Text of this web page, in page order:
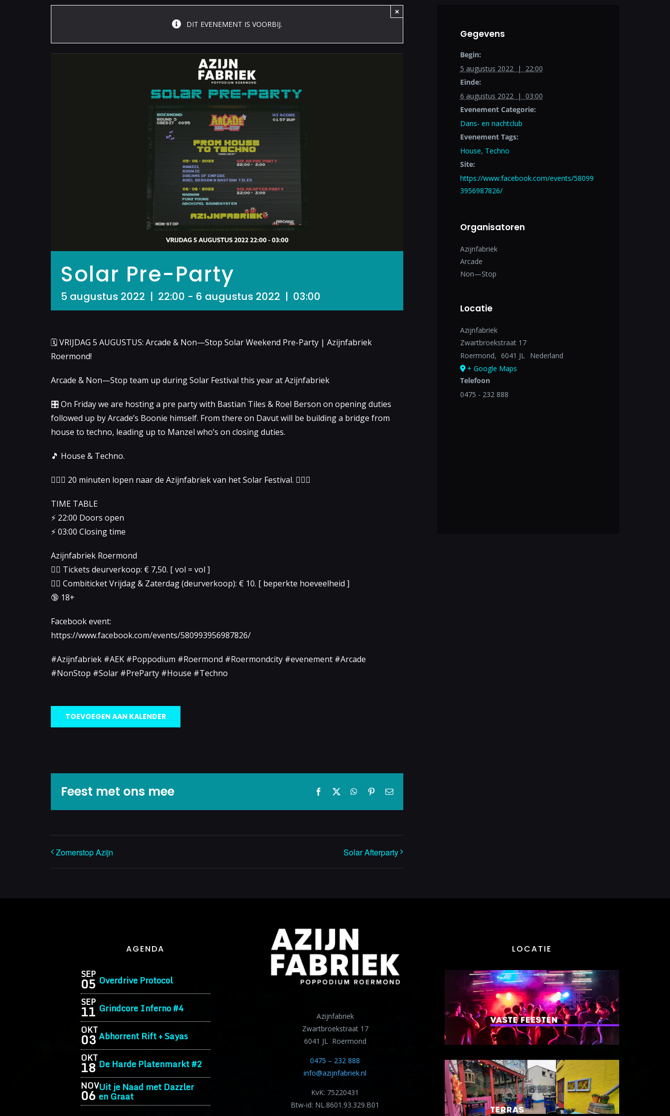
DIT EVENEMENT IS VOORBIJ.
×
Solar Pre-Party
5 augustus 2022 | 22:00 - 6 augustus 2022 | 03:00
🗓 VRIJDAG 5 AUGUSTUS: Arcade & Non—Stop Solar Weekend Pre-Party | Azijnfabriek
Roermond!
Arcade & Non—Stop team up during Solar Festival this year at Azijnfabriek
🎛 On Friday we are hosting a pre party with Bastian Tiles & Roel Berson on opening duties
followed up by Arcade’s Boonie himself. From there on Davut will be building a bridge from
house to techno, leading up to Manzel who’s on closing duties.
🎵 House & Techno.
🤸🏻‍♂️ 20 minuten lopen naar de Azijnfabriek van het Solar Festival. 🏃🏻‍♀️
TIME TABLE
⚡️ 22:00 Doors open
⚡️ 03:00 Closing time
Azijnfabriek Roermond
👉🏻 Tickets deurverkoop: € 7,50. [ vol = vol ]
👉🏻 Combiticket Vrijdag & Zaterdag (deurverkoop): € 10. [ beperkte hoeveelheid ]
🔞 18+
Facebook event:
https://www.facebook.com/events/580993956987826/
#Azijnfabriek #AEK #Poppodium #Roermond #Roermondcity #evenement #Arcade
#NonStop #Solar #PreParty #House #Techno
TOEVOEGEN AAN KALENDER
Feest met ons mee Facebook
X WhatsApp
Pinterest
E-
Zomerstop Azijn Solar Afterparty
Gegevens
Begin:
5 augustus 2022 | 22:00
Einde:
6 augustus 2022 | 03:00
Evenement Categorie:
Dans- en nachtclub
Evenement Tags:
House, Techno
Site:
https://www.facebook.com/events/58099
3956987826/
Organisatoren
Azijnfabriek
Arcade
Non—Stop
Locatie
Azijnfabriek
Zwartbroekstraat 17
Roermond, 6041 JL
Nederland
+ Google Maps
Telefoon
0475 - 232 888
AGENDA
SEP
05 Overdrive Protocol
SEP
11 Grindcore Inferno #4
OKT
03 Abhorrent Rift + Sayas
OKT
18 De Harde Platenmarkt #2
NOV
06 Uit je Naad met Dazzler
en Graat
Azijnfabriek
Zwartbroekstraat 17
6041 JL Roermond
0475 – 232 888
info@azijnfabriek.nl
KvK: 75220431
Btw-id: NL.8601.93.329.B01
LOCATIE